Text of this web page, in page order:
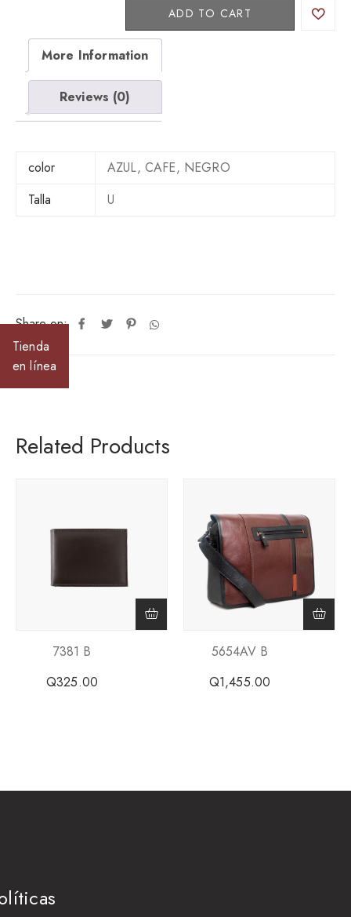
Tienda
en línea
0
9
q
a
ADD TO CART
Share on:
More Information
Reviews (0)
color
AZUL, CAFE, NEGRO
Talla
U
Related Products
7381 B
Q325.00
5654AV B
Q1,455.00